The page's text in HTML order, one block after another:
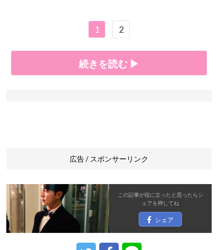
1 2
続きを読む ▶
広告 / スポンサーリンク
この記事が役に立ったと思ったらシ
ェアを押してね
シェア